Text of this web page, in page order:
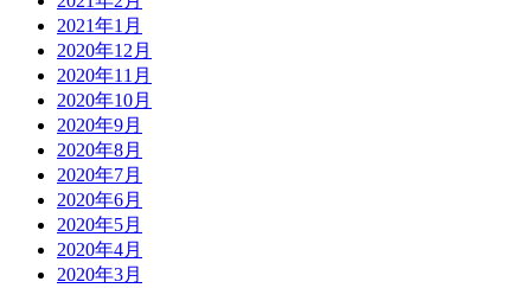
2021年1月
2020年12月
2020年11月
2020年10月
2020年9月
2020年8月
2020年7月
2020年6月
2020年5月
2020年4月
2020年3月